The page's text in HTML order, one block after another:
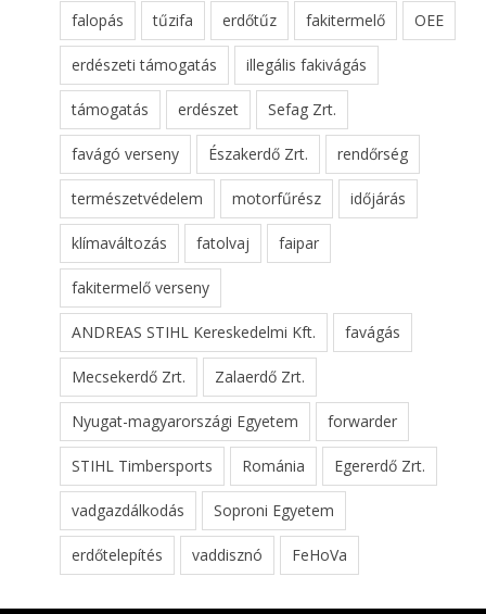
falopás tűzifa erdőtűz fakitermelő OEE
erdészeti támogatás illegális fakivágás
támogatás erdészet Sefag Zrt.
favágó verseny Északerdő Zrt. rendőrség
természetvédelem motorfűrész időjárás
klímaváltozás fatolvaj faipar
fakitermelő verseny
ANDREAS STIHL Kereskedelmi Kft. favágás
Mecsekerdő Zrt. Zalaerdő Zrt.
Nyugat-magyarországi Egyetem forwarder
STIHL Timbersports Románia Egererdő Zrt.
vadgazdálkodás Soproni Egyetem
erdőtelepítés vaddisznó FeHoVa